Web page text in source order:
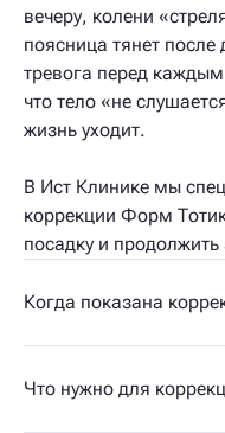
вечеру, колени
поясница тянет
тревога перед
что тело «не
жизнь уходит.
В Ист Клинике мы
коррекции Форм
посадку и
Когда показана
Что нужно для